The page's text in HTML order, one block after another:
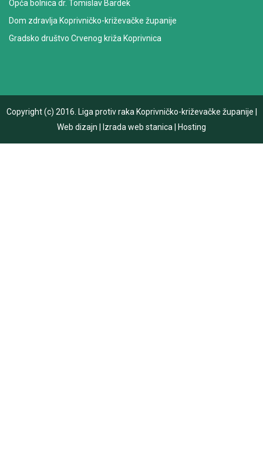
Opća bolnica dr. Tomislav Bardek
Dom zdravlja Koprivničko-križevačke županije
Gradsko društvo Crvenog križa Koprivnica
Copyright (c) 2016. Liga protiv raka Koprivničko-križevačke županije
Web dizajn
Izrada web stanica Hosting